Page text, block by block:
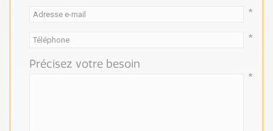
*
*
Précisez votre besoin
*